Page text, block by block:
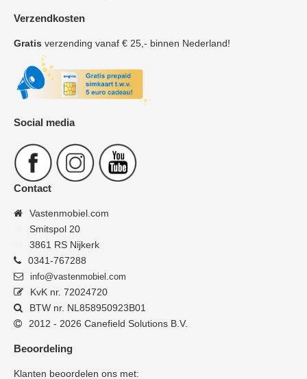
Verzendkosten
Gratis verzending vanaf € 25,- binnen Nederland!
Social media
Contact
Vastenmobiel.com
Smitspol 20
3861 RS Nijkerk
0341-767288
info@vastenmobiel.com
KvK nr. 72024720
BTW nr. NL858950923B01
2012 - 2026 Canefield Solutions B.V.
Beoordeling
Klanten beoordelen ons met: